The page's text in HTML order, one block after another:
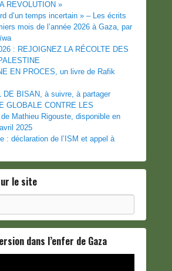
REVOLUTION »
d’un temps incertain » – Les écrits
mois de l’année 2026 à Gaza, par
: REJOIGNEZ LA RÉCOLTE DES
EN PROCES, un livre de Rafik
DE BISAN, à suivre, à partager
GLOBALE CONTRE LES
Mathieu Rigouste, disponible en
2025
: déclaration de l’ISM et appel à
le site
dans l’enfer de Gaza